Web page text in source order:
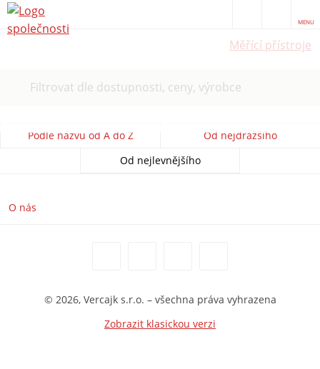
MENU
Měřící přístroje
Filtrovat dle dostupnosti, ceny, výrobce
Podle názvu od A do Z
Od nejdražšího
Od nejlevnějšího
O nás
© 2026, Vercajk s.r.o. – všechna práva vyhrazena
Zobrazit klasickou verzi